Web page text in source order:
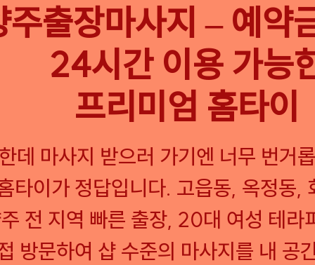
주출장마사지 – 예약
24시간 이용 가능
프리미엄 홈타이
데 마사지 받으러 가기엔 너무 번거
타이가 정답입니다. 고읍동, 옥정동,
전 지역 빠른 출장, 20대 여성 테라
방문하여 샵 수준의 마사지를 내 공